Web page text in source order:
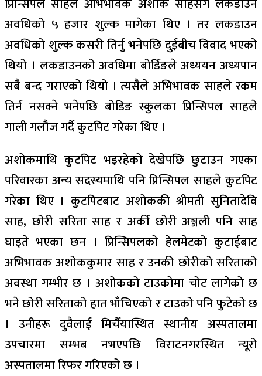
अवधिको ५ हजार शुल्क मागेका थिए । तर लकडाउन
अवधिको शुल्क कसरी तिर्नु भनेपछि दुईबीच विवाद भएको
थियो । लकडाउनको अवधिमा बोर्डिङले अध्ययन अध्यपान
सबै बन्द गराएको थियो । त्यसैले अभिभावक साहले रकम
तिर्न नसक्ने भनेपछि बोडिङ स्कुलका प्रिन्सिपल साहले
गाली गलौज गर्दै कुटपिट गरेका थिए ।
अशोकमाथि कुटपिट भइरहेको देखेपछि छुटाउन गएका
परिवारका अन्य सदस्यमाथि पनि प्रिन्सिपल साहले कुटपिट
गरेका थिए । कुटपिटबाट अशोककी श्रीमती सुनितादेवि
साह, छोरी सरिता साह र अर्की छोरी अञ्जली पनि साह
घाइते भएका छन । प्रिन्सिपलको हेलमेटको कुटाईबाट
अभिभावक अशोककुमार साह र उनकी छोरीको सरिताको
अवस्था गम्भीर छ । अशोकको टाउकोमा चोट लागेको छ
भने छोरी सरिताको हात भाँचिएको र टाउको पनि फुटेको छ
। उनीहरू दुवैलाई मिर्चैयास्थित स्थानीय अस्पतालमा
उपचारमा सम्भब नभएपछि विराटनगरस्थित न्यूरो
अस्पतालमा रिफर गरिएको छ ।